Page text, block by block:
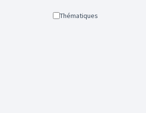
Thématiques